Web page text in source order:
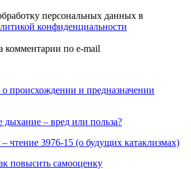
персональных данных в
конфиденциальности
комментарии по e-mail
происхождении и предназначении
дыхание – вред или польза?
чтение 3976-15 (о будущих катаклизмах)
повысить самооценку